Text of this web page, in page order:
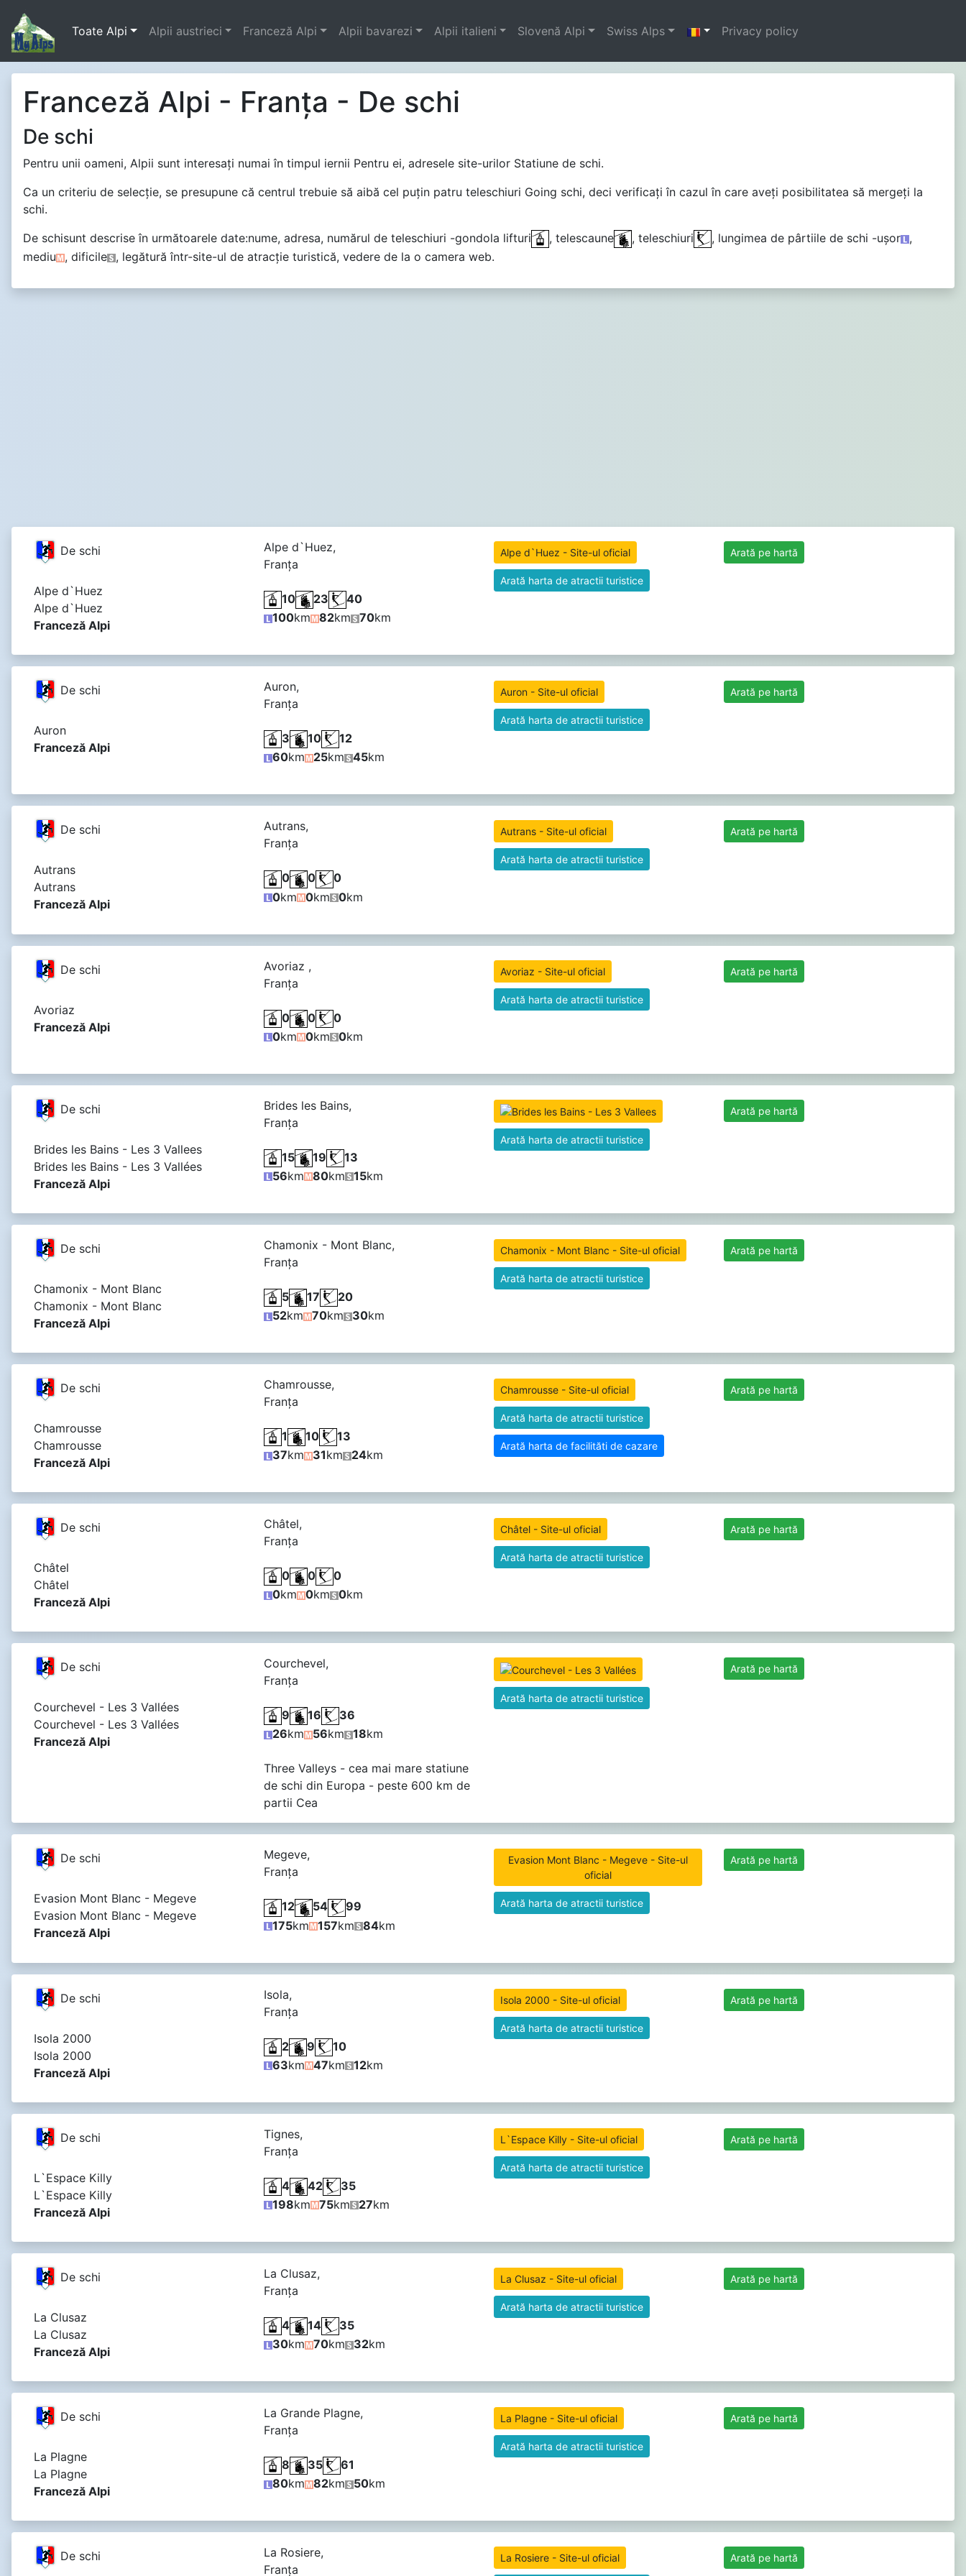
Toate Alpi Alpii austrieci Franceză Alpi Alpii bavarezi Alpii italieni Slovenă Alpi Swiss Alps Privacy policy
Franceză Alpi - Franţa - De schi
De schi
Pentru unii oameni, Alpii sunt interesaţi numai în timpul iernii Pentru ei, adresele site-urilor Statiune de schi.
Ca un criteriu de selecţie, se presupune că centrul trebuie să aibă cel puţin patru teleschiuri Going schi, deci verificaţi în cazul în care aveţi posibilitatea să mergeţi la
schi.
De schisunt descrise în următoarele date:nume, adresa, numărul de teleschiuri -gondola lifturi
, telescaune , teleschiuri , lungimea de pârtiile de schi -uşor
,
mediu
, dificile , legătură într-site-ul de atracţie turistică, vedere de la o camera web.
De schi
Alpe d`Huez
Alpe d`Huez
Franceză Alpi
Alpe d`Huez,
Franţa
10 23
40
100km 82km 70km
Alpe d`Huez - Site-ul oficial
Arată harta de atractii turistice
Arată pe hartă
De schi
Auron
Franceză Alpi
Auron,
Franţa
3 10
12
60km 25km 45km
Auron - Site-ul oficial
Arată harta de atractii turistice
Arată pe hartă
De schi
Autrans
Autrans
Franceză Alpi
Autrans,
Franţa
0 0
0
0km 0km 0km
Autrans - Site-ul oficial
Arată harta de atractii turistice
Arată pe hartă
De schi
Avoriaz
Franceză Alpi
Avoriaz ,
Franţa
0 0
0
0km 0km 0km
Avoriaz - Site-ul oficial
Arată harta de atractii turistice
Arată pe hartă
De schi
Brides les Bains - Les 3 Vallees
Brides les Bains - Les 3 Vallées
Franceză Alpi
Brides les Bains,
Franţa
15 19
13
56km 80km 15km
Arată harta de atractii turistice
Arată pe hartă
De schi
Chamonix - Mont Blanc
Chamonix - Mont Blanc
Franceză Alpi
Chamonix - Mont Blanc,
Franţa
5 17
20
52km 70km 30km
Chamonix - Mont Blanc - Site-ul oficial
Arată harta de atractii turistice
Arată pe hartă
De schi
Chamrousse
Chamrousse
Franceză Alpi
Chamrousse,
Franţa
1 10
13
37km 31km 24km
Chamrousse - Site-ul oficial
Arată harta de atractii turistice
Arată harta de facilităti de cazare
Arată pe hartă
De schi
Châtel
Châtel
Franceză Alpi
Châtel,
Franţa
0 0
0
0km 0km 0km
Châtel - Site-ul oficial
Arată harta de atractii turistice
Arată pe hartă
De schi
Courchevel - Les 3 Vallées
Courchevel - Les 3 Vallées
Franceză Alpi
Courchevel,
Franţa
9 16
36
26km 56km 18km
Three Valleys - cea mai mare statiune
de schi din Europa - peste 600 km de
partii Cea
Arată harta de atractii turistice
Arată pe hartă
De schi
Evasion Mont Blanc - Megeve
Evasion Mont Blanc - Megeve
Franceză Alpi
Megeve,
Franţa
12 54
99
175km 157km 84km
Evasion Mont Blanc - Megeve - Site-ul
oficial
Arată harta de atractii turistice
Arată pe hartă
De schi
Isola 2000
Isola 2000
Franceză Alpi
Isola,
Franţa
2 9
10
63km 47km 12km
Isola 2000 - Site-ul oficial
Arată harta de atractii turistice
Arată pe hartă
De schi
L`Espace Killy
L`Espace Killy
Franceză Alpi
Tignes,
Franţa
4 42
35
198km 75km 27km
L`Espace Killy - Site-ul oficial
Arată harta de atractii turistice
Arată pe hartă
De schi
La Clusaz
La Clusaz
Franceză Alpi
La Clusaz,
Franţa
4 14
35
30km 70km 32km
La Clusaz - Site-ul oficial
Arată harta de atractii turistice
Arată pe hartă
De schi
La Plagne
La Plagne
Franceză Alpi
La Grande Plagne,
Franţa
8 35
61
80km 82km 50km
La Plagne - Site-ul oficial
Arată harta de atractii turistice
Arată pe hartă
De schi
La Rosiere,
Franţa
La Rosiere - Site-ul oficial Arată pe hartă